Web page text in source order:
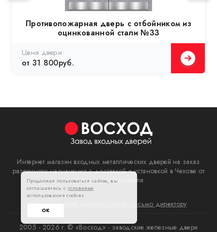
Противопожарная дверь с отбойником из
оцинкованной стали №33
Цена двери:
от 31 800руб.
Интернет магазин входных металлических дверей на заказ
различного назначения с доставкой и установкой в Чехове от
завода производителя
Политика конфиденциальности Письмо директору
2005 - 2026 г. © «Восход» - заводские железные двери
Продолжая пользоваться сайтом, вы
соглашаетесь с условиями
использования cookies
ОК